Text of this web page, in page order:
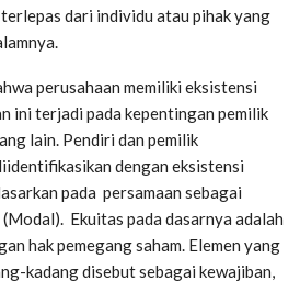
dari individu atau pihak yang
perusahaan memiliki eksistensi
ini terjadi pada kepentingan pemilik
lain. Pendiri dan pemilik
dengan eksistensi
pada persamaan sebagai
Ekuitas pada dasarnya adalah
hak pemegang saham. Elemen yang
kadang disebut sebagai kewajiban,